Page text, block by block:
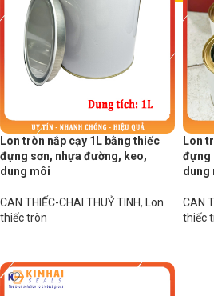
Lon tròn nắp cạy 1L bằng thiếc
đựng sơn, nhựa đường, keo,
dung môi
CAN THIẾC-CHAI THUỶ TINH, Lon
thiếc tròn
Lon
đựng
dung
CAN
thiếc